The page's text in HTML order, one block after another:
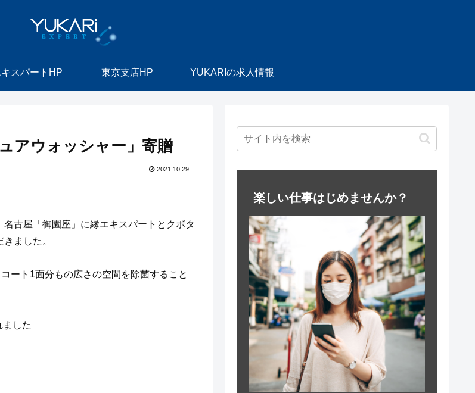
スパートHP 東京支店HP YUKARIの求人情報
アウォッシャー」寄贈
2021.10.29
古屋「御園座」に縁エキスパートとクボタ
ました。
ート1面分もの広さの空間を除菌すること
した
楽しい仕事はじめませんか？